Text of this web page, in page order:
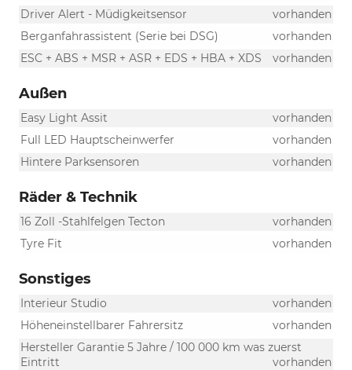
Driver Alert - Müdigkeitsensor
vorhanden
Berganfahrassistent (Serie bei DSG)
vorhanden
ESC + ABS + MSR + ASR + EDS + HBA + XDS
vorhanden
Außen
Easy Light Assit
vorhanden
Full LED Hauptscheinwerfer
vorhanden
Hintere Parksensoren
vorhanden
Räder & Technik
16 Zoll -Stahlfelgen Tecton
vorhanden
Tyre Fit
vorhanden
Sonstiges
Interieur Studio
vorhanden
Höheneinstellbarer Fahrersitz
vorhanden
Hersteller Garantie 5 Jahre / 100 000 km was zuerst
Eintritt
vorhanden